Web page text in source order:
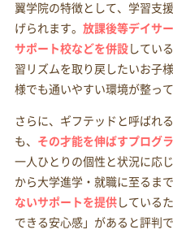
翼学院の特徴として、学習支
げられます。 放課後等デイサ
サポート校などを併設してい
習リズムを取り戻したいお子
様でも通いやすい環境が整って
さらに、ギフテッドと呼ばれ
も、 その才能を伸ばすプログ
一人ひとりの個性と状況に応
から大学進学・就職に至るまで
ないサポートを提供している
できる安心感」があると評判で